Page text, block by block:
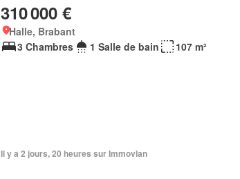
310 000 €
Halle, Brabant
3 Chambres
1 Salle de bain 107 m²
Il y a 2 jours, 20 heures sur Immovlan